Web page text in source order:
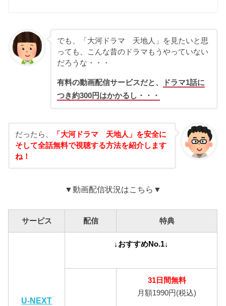
でも、「大河ドラマ 天地人」を見たいと思
っても、こんな昔のドラマもうやっていない
だろうな・・・
有料の動画配信サービスだと、
ドラマ1話に
つき約300円はかかるし・・・
だったら、
「大河ドラマ 天地人」を安全に
そして全話無料で視聴する方法を紹介します
ね！
▼動画配信状況はこちら▼
サービス 配信 特典
U-NEXT
↓おすすめNo.1↓
31日間無料
月額1990円(税込)